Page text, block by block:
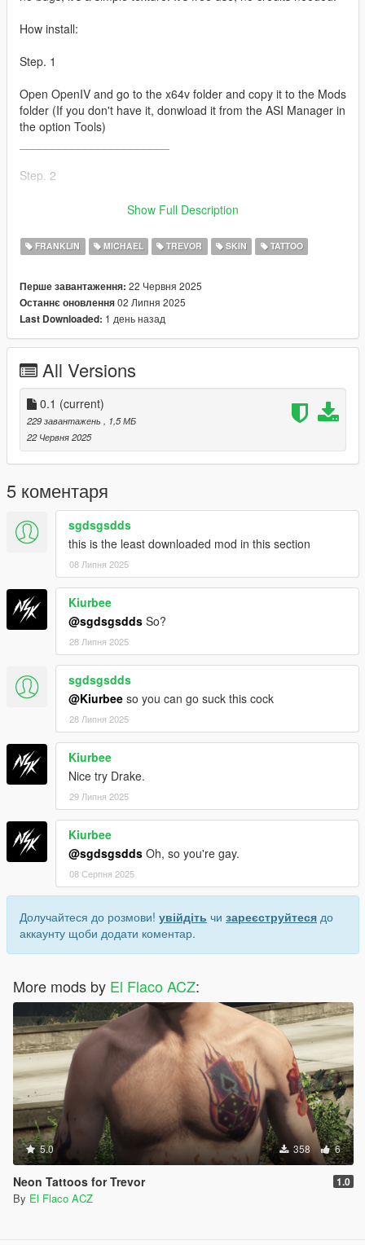
How install:
Step. 1
Open OpenIV and go to the x64v folder and copy it to the Mods
folder (If you don't have it, donwload it from the ASI Manager in
the option Tools)
Step. 2
Once the folder x64v is copied to the Mods folder, open it and
_______________________
Once you are in ped_sp_overlay_txds.rpf only drop the files of
the mod in the folder
_______________________
Step. 4
Start the game and enjoy it!
El Flaco ACZ.
Show Full Description
FRANKLIN MICHAEL TREVOR SKIN TATTOO
Перше завантаження: 22 Червня 2025
Останнє оновлення02 Липня 2025
Last Downloaded: 1 день назад
All Versions
0.1 (current)
229 завантажень , 1,5 МБ
22 Червня 2025
5 коментаря
sgdsgsdds
this is the least downloaded mod in this section
08 Липня 2025
Kiurbee
@sgdsgsdds So?
28 Липня 2025
sgdsgsdds
@Kiurbee so you can go suck this cock
28 Липня 2025
Kiurbee
Nice try Drake.
29 Липня 2025
Kiurbee
@sgdsgsdds Oh, so you're gay.
08 Серпня 2025
Долучайтеся до розмови! увійдіть чи зареєструйтеся до
аккаунту щоби додати коментар.
More mods by El Flaco ACZ:
5.0 358 6
Neon Tattoos for Trevor 1.0
By El Flaco ACZ